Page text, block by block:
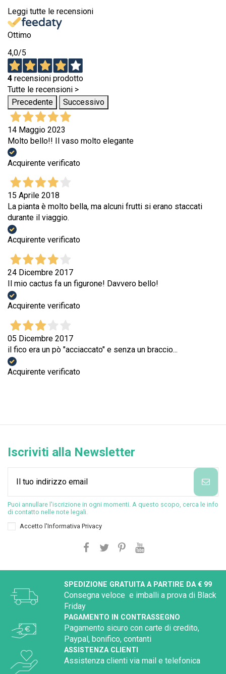
Leggi tutte le recensioni
Ottimo
4,0/5
4 recensioni prodotto
Tutte le recensioni >
Precedente
Successivo
14 Maggio 2023
Molto bello!! Il vaso molto elegante
Acquirente verificato
15 Aprile 2018
La pianta è molto bella, ma alcuni frutti si erano staccati
durante il viaggio.
Acquirente verificato
24 Dicembre 2017
Il mio cactus fa un figurone! Davvero bello!
Acquirente verificato
05 Dicembre 2017
il fico era un pò "acciaccato" e senza un braccio...
Acquirente verificato
Iscriviti alla Newsletter
Puoi annullare l'iscrizione in ogni momenti. A questo scopo, cerca le info
di contatto nelle note legali.
Accetto l'Informativa Privacy
SPEDIZIONE GRATUITA A PARTIRE DA € 99
Consegna veloce e imballi a prova di Black
Friday
PAGAMENTO IN CONTRASSEGNO
Pagamento sicuro con carte di credito,
Paypal, bonifico, contanti
ASSISTENZA CLIENTI
Assistenza clienti via mail e telefonica